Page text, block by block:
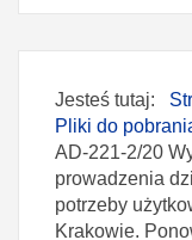
Jesteś tutaj:
Pliki do
AD-221-2/20
prowadzenia
potrzeby
Krakowie.